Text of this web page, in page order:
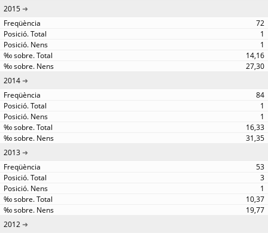
2015
72
1
1
14,16
27,30
2014
84
1
1
16,33
31,35
2013
53
3
1
10,37
19,77
2012